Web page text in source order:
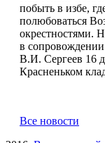
побыть в избе,
полюбоваться
окрестностями.
в сопровождении
В.И. Сергеев 16
Красненьком
Все новости